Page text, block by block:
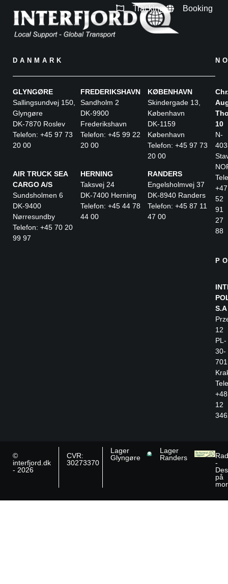
Tracking Booking
DANMARK
GLYNGØRE
Sallingsundvej 150,
Glyngøre
DK-7870 Roslev
Telefon: +45 97 73
20 00
FREDERIKSHAVN
Sandholm 2
DK-9900
Frederikshavn
Telefon: +45 99 22
20 00
KØBENHAVN
Skindergade 13,
København
DK-1159
København
Telefon: +45 97 73
20 00
AIR TRUCK SEA
CARGO A/S
Sundsholmen 6
DK-9400
Nørresundby
Telefon: +45 70 20
99 97
HERNING
Taksvej 24
DK-7400 Herning
Telefon: +45 44 78
44 00
RANDERS
Engelsholmvej 37
DK-8940 Randers
Telefon: +45 87 11
47 00
10
N-
+47
52
91
27
88
S.A
12
PL-
30-
701
+48
12
©
interfjord.dk
- 2026
CVR:
30273370
Lager
Glyngøre
Lager
Randers
-
på